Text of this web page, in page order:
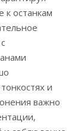
к останкам
и
важно